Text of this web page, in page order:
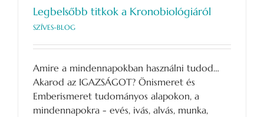
Legbelsőbb titkok a Kronobiológiáról
SZÍVES-BLOG
Amire a mindennapokban használni tudod…
Akarod az IGAZSÁGOT? Önismeret és
Emberismeret tudományos alapokon, a
mindennapokra - evés, ivás, alvás, munka,